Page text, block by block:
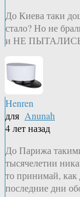
До Киева таки
стало? Но не
и НЕ ПЫТАЛИСЬ:
Henren
для Anunah
4 лет назад
До Парижа
тысячелетии
то принимай,
последние дни